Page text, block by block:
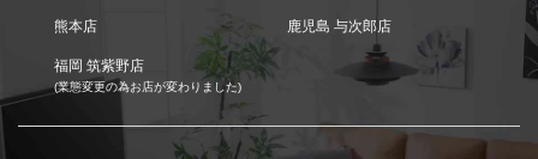
熊本店 鹿児島 与次郎店
福岡 筑紫野店
(業態変更の為お店が変わりました)